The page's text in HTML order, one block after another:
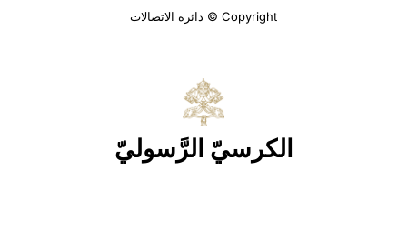
Copyright © دائرة الاتصالات
الكرسيّ الرَّسوليّ